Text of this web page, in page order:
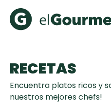
RECETAS
Encuentra platos ricos y
nuestros mejores chefs!